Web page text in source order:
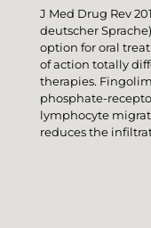
J Med Drug Rev
deutscher
option for oral
of action totally
therapies.
phosphate-
lymphocyte
reduces the